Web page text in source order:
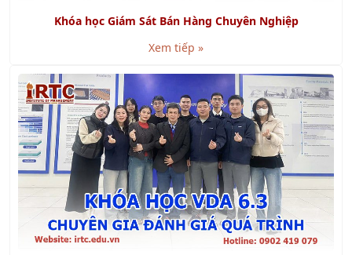
Khóa học VDA 6.3 - Chuyên Gia Đánh Giá Quá Trình